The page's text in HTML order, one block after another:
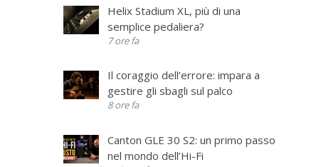
Helix Stadium XL, più di una
semplice pedaliera?
7 ore fa
Il coraggio dell’errore: impara a
gestire gli sbagli sul palco
8 ore fa
Canton GLE 30 S2: un primo passo
nel mondo dell’Hi-Fi